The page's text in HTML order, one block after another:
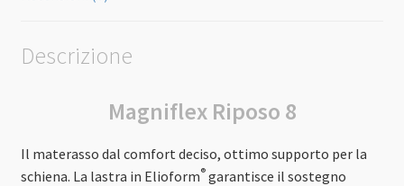
Descrizione
Magniflex Riposo 8
Il materasso dal comfort deciso, ottimo supporto per la
schiena. La lastra in Elioform®garantisce il sostegno